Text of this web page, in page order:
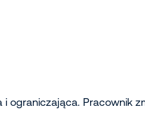
ograniczająca. Pracownik